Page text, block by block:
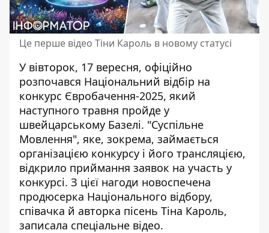
Це перше відео Тіни Кароль в новому статусі
У вівторок, 17 вересня, офіційно
розпочався Національний відбір на
конкурс Євробачення-2025, який
наступного травня пройде у
швейцарському Базелі. "Суспільне
Мовлення", яке, зокрема, займається
організацією конкурсу і його трансляцією,
відкрило приймання заявок на участь у
конкурсі. З цієї нагоди новоспечена
продюсерка Національного відбору,
співачка й авторка пісень Тіна Кароль,
записала спеціальне відео.